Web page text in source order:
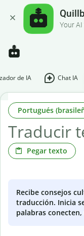
Your
de IA Chat IA
Portugués
Pegar texto
Recibe consejos
traducción. Inicia
palabras